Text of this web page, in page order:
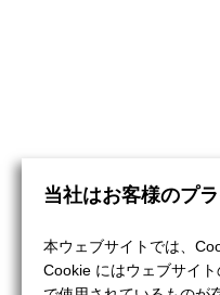
当社はお客様のプ
本ウェブサイトでは、
Cookie にはウェブサイ